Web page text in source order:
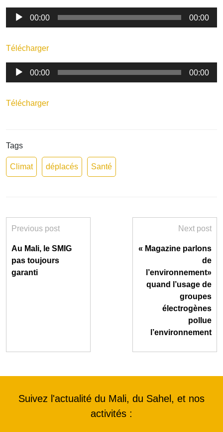
Lecteur
00:00 00:00
Télécharger
Lecteur
00:00 00:00
Télécharger
Tags
Climat déplacés Santé
Previous post
Au Mali, le SMIG
pas toujours
garanti
Next post
« Magazine parlons
de
l’environnement»
quand l’usage de
groupes
électrogènes
pollue
l’environnement
Suivez l'actualité du Mali, du Sahel, et nos
activités :